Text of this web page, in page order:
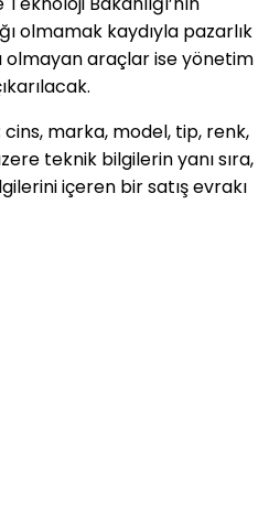
olmamak kaydıyla pazarlık
olmayan araçlar ise yönetim
cins, marka, model, tip, renk,
teknik bilgilerin yanı sıra,
içeren bir satış evrakı